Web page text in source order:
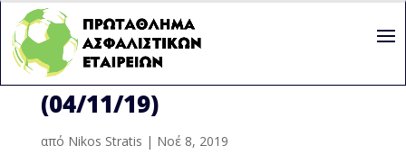
3Η ΑΓΩΝΙΣΤΙΚΗ
(04/11/19)
από Nikos Stratis | Νοέ 8, 2019